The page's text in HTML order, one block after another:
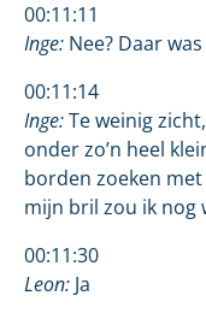
00:11:11
Inge: Nee? Daar
00:11:14
Inge:Te weinig
onder zo’n heel
borden zoeken
mijn bril zou ik nog
00:11:30
Leon: Ja